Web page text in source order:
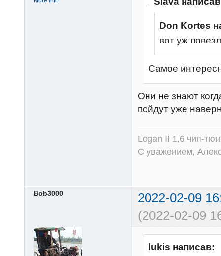
Don Kortes
вот уж
Самое
Они не знают
пойдут уже
Logan II 1,6 чип-
С уважением,
Bob3000
2022-02-09
(2022-02-09
lukis написав: